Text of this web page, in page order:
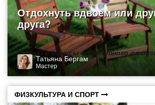
Отдохнуть вдвоем или
друга?
Плюсы и минусы совместного
Татьяна Бергам
Мастер
ФИЗКУЛЬТУРА И СПОРТ